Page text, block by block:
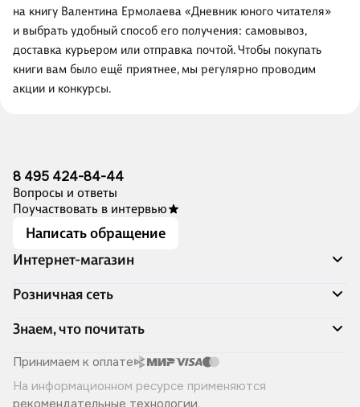
на книгу Валентина Ермолаева «Дневник юного читателя»
и выбрать удобный способ его получения: самовывоз,
доставка курьером или отправка почтой. Чтобы покупать
книги вам было ещё приятнее, мы регулярно проводим
акции и конкурсы.
8 495 424-84-44
Вопросы и ответы
Поучаствовать в интервью
Написать обращение
Интернет-магазин
Акции
Доставка и оплата
Программа лояльности
Подарочные сертификаты
Правила продажи
Политика конфиденциальности
Розничная сеть
Адреса магазинов
Книжный Дозор
О компании
Читай-город для бизнеса
Хотите у нас работать?
Знаем, что почитать
Скоро в продаже
Лучшие из лучших
Принимаем к оплате
На информационном ресурсе применяются
рекомендательные технологии.